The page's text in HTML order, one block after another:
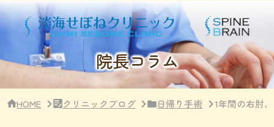
サ
イ
ド
ク
院長コラム
HOME クリニックブログ 日帰り手術 1年間の右肘